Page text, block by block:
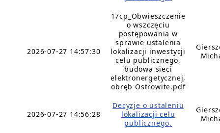
2026-07-27 14:57:30
17cp_Obwieszczenie
o wszczęciu
postępowania w
sprawie ustalenia
lokalizacji inwestycji
celu publicznego,
budowa sieci
elektronergetycznej,
obręb Ostrowite.pdf
2026-07-27 14:56:28
Decyzje o ustaleniu
lokalizacji celu
publicznego.